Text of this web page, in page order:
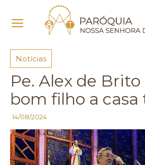
Notícias
Notícias
Pe. Alex de Brito
bom filho a casa
14/08/2024